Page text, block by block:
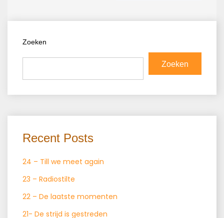
Zoeken
Zoeken
Recent Posts
24 – Till we meet again
23 – Radiostilte
22 – De laatste momenten
21- De strijd is gestreden